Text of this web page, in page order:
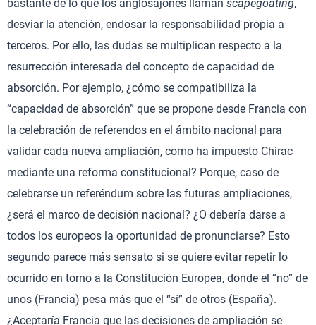
bastante de lo que los anglosajones llaman scapegoating,
desviar la atención, endosar la responsabilidad propia a
terceros. Por ello, las dudas se multiplican respecto a la
resurrección interesada del concepto de capacidad de
absorción. Por ejemplo, ¿cómo se compatibiliza la
“capacidad de absorción” que se propone desde Francia con
la celebración de referendos en el ámbito nacional para
validar cada nueva ampliación, como ha impuesto Chirac
mediante una reforma constitucional? Porque, caso de
celebrarse un referéndum sobre las futuras ampliaciones,
¿será el marco de decisión nacional? ¿O debería darse a
todos los europeos la oportunidad de pronunciarse? Esto
segundo parece más sensato si se quiere evitar repetir lo
ocurrido en torno a la Constitución Europea, donde el “no” de
unos (Francia) pesa más que el “sí” de otros (España).
¿Aceptaría Francia que las decisiones de ampliación se